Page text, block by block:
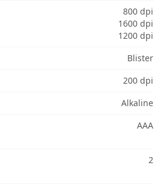
800 dpi
1600 dpi
1200 dpi
Blister
200 dpi
Alkaline
AAA
2